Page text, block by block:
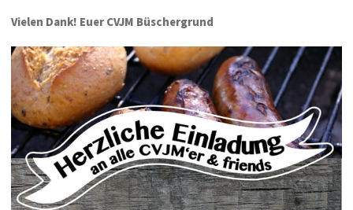
Vielen Dank! Euer CVJM Büschergrund